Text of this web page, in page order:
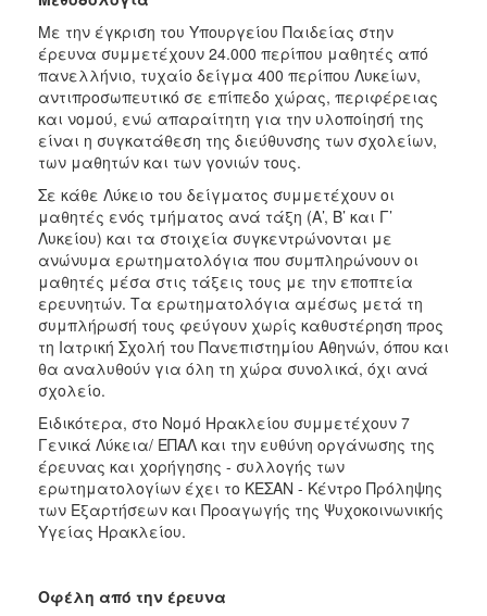
Με την έγκριση του Υπουργείου Παιδείας στην
έρευνα συμμετέχουν 24.000 περίπου μαθητές από
πανελλήνιο, τυχαίο δείγμα 400 περίπου Λυκείων,
αντιπροσωπευτικό σε επίπεδο χώρας, περιφέρειας
και νομού, ενώ απαραίτητη για την υλοποίησή της
είναι η συγκατάθεση της διεύθυνσης των σχολείων,
των μαθητών και των γονιών τους.
Σε κάθε Λύκειο του δείγματος συμμετέχουν οι
μαθητές ενός τμήματος ανά τάξη (Α’, Β’ και Γ’
Λυκείου) και τα στοιχεία συγκεντρώνονται με
ανώνυμα ερωτηματολόγια που συμπληρώνουν οι
μαθητές μέσα στις τάξεις τους με την εποπτεία
ερευνητών. Τα ερωτηματολόγια αμέσως μετά τη
συμπλήρωσή τους φεύγουν χωρίς καθυστέρηση προς
τη Ιατρική Σχολή του Πανεπιστημίου Αθηνών, όπου και
θα αναλυθούν για όλη τη χώρα συνολικά, όχι ανά
σχολείο.
Ειδικότερα, στο Νομό Ηρακλείου συμμετέχουν 7
Γενικά Λύκεια/ ΕΠΑΛ και την ευθύνη οργάνωσης της
έρευνας και χορήγησης - συλλογής των
ερωτηματολογίων έχει το ΚΕΣΑΝ - Κέντρο Πρόληψης
των Εξαρτήσεων και Προαγωγής της Ψυχοκοινωνικής
Υγείας Ηρακλείου.
Οφέλη από την έρευνα